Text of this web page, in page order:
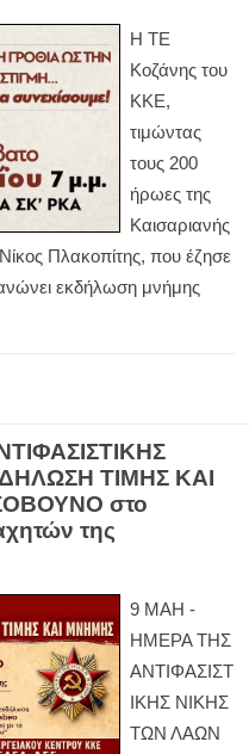
Η ΤΕ
Κοζάνης του
ΚΚΕ,
τιμώντας
τους 200
ήρωες της
Καισαριανής
Πλακοπίτης, που έζησε
εκδήλωση μνήμης
ΤΙΜΗΣ ΚΑΙ
στο
της
9 ΜΑΗ -
ΗΜΕΡΑ ΤΗΣ
ΑΝΤΙΦΑΣΙΣΤ
ΙΚΗΣ ΝΙΚΗΣ
ΤΩΝ ΛΑΩΝ